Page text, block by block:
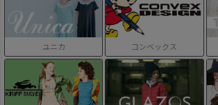
ユニカ コンベックス